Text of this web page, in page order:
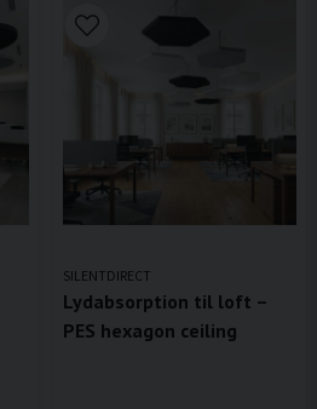
SILENTDIRECT
Lydabsorption til loft –
PES hexagon ceiling